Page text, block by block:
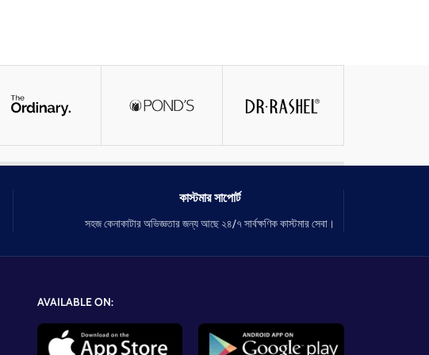
কাস্টমার সাপোর্ট
সহজ কেনাকাটার অভিজ্ঞতার জন্য আছে ২৪/৭ সার্বক্ষণিক কাস্টমার সেবা।
AVAILABLE ON: